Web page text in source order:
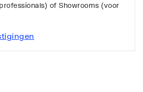
of Showrooms (voor